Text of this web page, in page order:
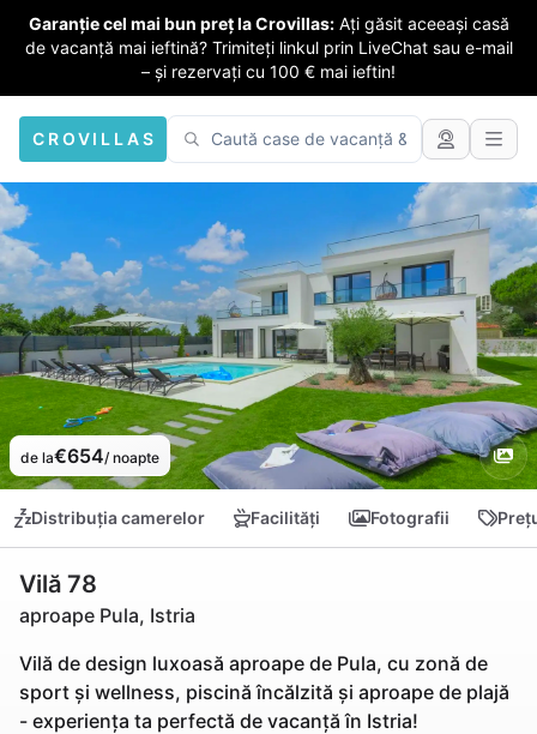
Garanție cel mai bun preț la Crovillas: Ați găsit aceeași casă
de vacanță mai ieftină? Trimiteți linkul prin LiveChat sau e-mail
– și rezervați cu 100 € mai ieftin!
CROVILLAS
de la€654/ noapte
Distribuția camerelor Facilități Fotografii
Vilă 78
aproape Pula, Istria
Vilă de design luxoasă aproape de Pula, cu zonă de
sport și wellness, piscină încălzită și aproape de plajă
- experiența ta perfectă de vacanță în Istria!